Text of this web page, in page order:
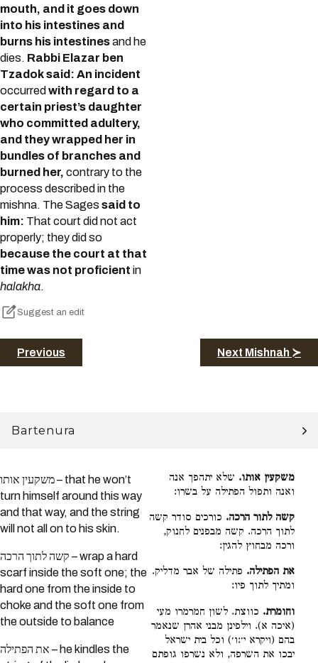
mouth, and it goes down
into his intestines and
burns his intestinesand he
dies. Rabbi Elazar ben
Tzadok said: An incident
occurred with regard to a
certain priest’s daughter
who committed adultery,
and they wrapped her in
bundles of branches and
burned her, contrary to the
process described in the
mishna. The Sagessaid to
him: That court did not act
properly; they did so
because the court at that
time was not proficient in
halakha.
Suggest an edit
Previous Next Mishnah ≻
Bartenura
משקעין אותו – that he won’t
turn himself around this way
and that way, and the string
will not all on to his skin.
קשה לתוך הרכה – wrap a hard
scarf inside the soft one; the
hard one from the inside to
choke and the soft one from
the outside to balance
את הפתילה – he kindles the
משקעין אותו. שלא יתהפך אנה
ואנה ותפול הפתילה על בשרו:
קשה לתור הרכה. כורכים סודר קשה
לתוך הרכה. קשה מבפנים לחנוק,
ורכה מבחוץ להגין:
את הפתילה. פתילה של אבר מדליק.
ומתיך לתוך פיו:
וחומרת. כווצת. לשון חמרמרו מעי
(איכה א). וילפינן מבני אהרן שנאמר
בהם (ויקרא י׳:ו׳) וכל בית ישראל
יבכו את השרפה, ולא נשרפו גופתם